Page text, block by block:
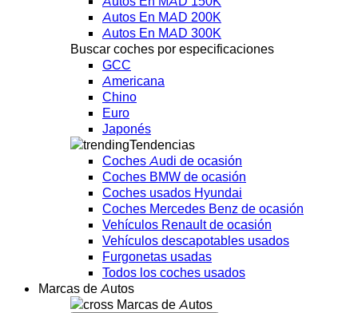
Autos En MAD 200K
Autos En MAD 300K
Buscar coches por especificaciones
GCC
Americana
Chino
Euro
Japonés
Tendencias
Coches Audi de ocasión
Coches BMW de ocasión
Coches usados Hyundai
Coches Mercedes Benz de ocasión
Vehículos Renault de ocasión
Vehículos descapotables usados
Furgonetas usadas
Todos los coches usados
Marcas de Autos
Marcas de Autos